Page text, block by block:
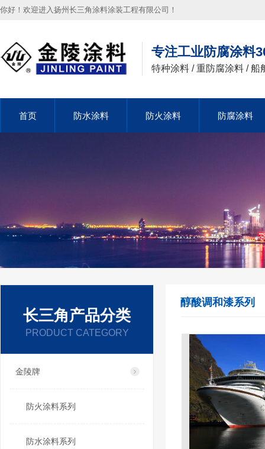
你好！欢迎进入扬州长三角涂料涂装工程有限公司！
专注工业防腐涂料
特种涂料 / 重防腐涂料 / 船
首页
首页 防水涂料
防水涂料 防火涂料
防火涂料 防腐涂料
防腐涂料
长三角产品分类
PRODUCT CATEGORY
金陵牌
防火涂料系列
防水涂料系列
醇酸调和漆系列